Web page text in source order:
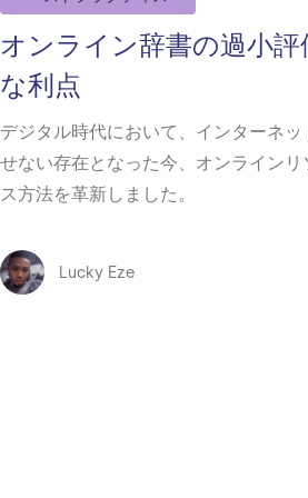
オンライン辞書の過小
な利点
デジタル時代において、インターネ
せない存在となった今、オンライン
ス方法を革新しました。
Lucky Eze